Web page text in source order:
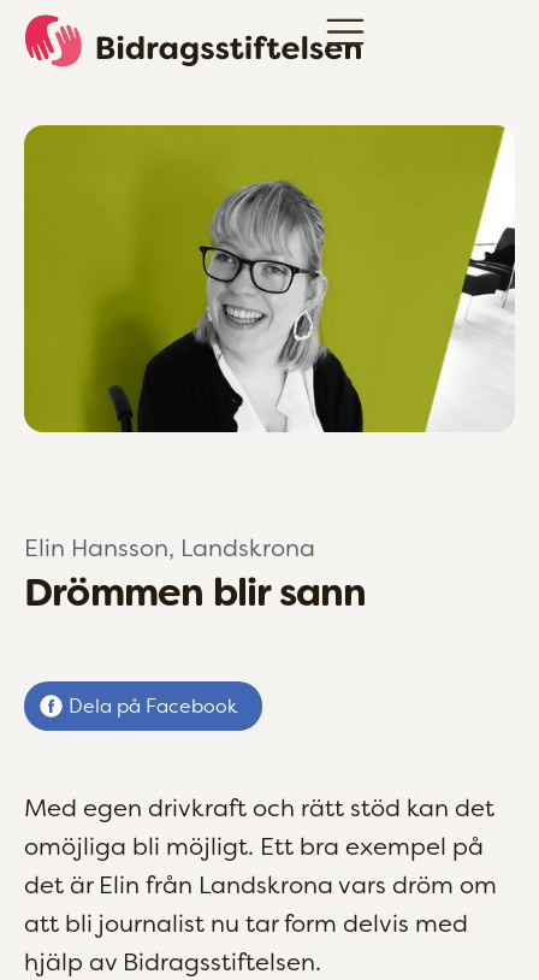
Elin Hansson, Landskrona
Drömmen blir sann
Dela på Facebook
Med egen drivkraft och rätt stöd kan det
omöjliga bli möjligt. Ett bra exempel på
det är Elin från Landskrona vars dröm om
att bli journalist nu tar form delvis med
hjälp av Bidragsstiftelsen.